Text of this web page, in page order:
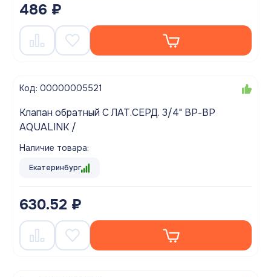
486 ₽
Код: 00000005521
Клапан обратный С ЛАТ.СЕРД. 3/4" ВР-ВР
AQUALINK /
Наличие товара:
Екатеринбург
630.52 ₽